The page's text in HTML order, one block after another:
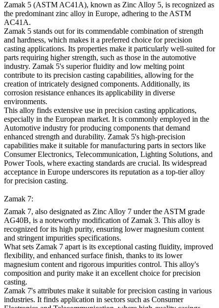
Zamak 5 (ASTM AC41A), known as Zinc Alloy 5, is recognized as
the predominant zinc alloy in Europe, adhering to the ASTM
AC41A.
Zamak 5 stands out for its commendable combination of strength
and hardness, which makes it a preferred choice for precision
casting applications. Its properties make it particularly well-suited for
parts requiring higher strength, such as those in the automotive
industry. Zamak 5's superior fluidity and low melting point
contribute to its precision casting capabilities, allowing for the
creation of intricately designed components. Additionally, its
corrosion resistance enhances its applicability in diverse
environments.
This alloy finds extensive use in precision casting applications,
especially in the European market. It is commonly employed in the
Automotive industry for producing components that demand
enhanced strength and durability. Zamak 5's high-precision
capabilities make it suitable for manufacturing parts in sectors like
Consumer Electronics, Telecommunication, Lighting Solutions, and
Power Tools, where exacting standards are crucial. Its widespread
acceptance in Europe underscores its reputation as a top-tier alloy
for precision casting.
Zamak 7:
Zamak 7, also designated as Zinc Alloy 7 under the ASTM grade
AG40B, is a noteworthy modification of Zamak 3. This alloy is
recognized for its high purity, ensuring lower magnesium content
and stringent impurities specifications.
What sets Zamak 7 apart is its exceptional casting fluidity, improved
flexibility, and enhanced surface finish, thanks to its lower
magnesium content and rigorous impurities control. This alloy's
composition and purity make it an excellent choice for precision
casting.
Zamak 7's attributes make it suitable for precision casting in various
industries. It finds application in sectors such as Consumer